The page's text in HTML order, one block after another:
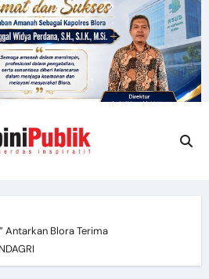
Antarkan Blora Terima